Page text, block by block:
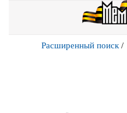
Расширенный поиск /